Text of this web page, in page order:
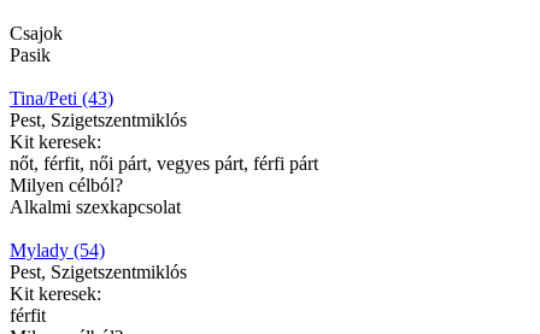
Csajok
Pasik
Tina/Peti (43)
Pest, Szigetszentmiklós
Kit keresek:
nőt, férfit, női párt, vegyes párt, férfi párt
Milyen célból?
Alkalmi szexkapcsolat
Mylady (54)
Pest, Szigetszentmiklós
Kit keresek:
férfit